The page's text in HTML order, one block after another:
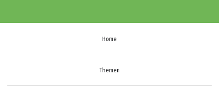
Home
Themen